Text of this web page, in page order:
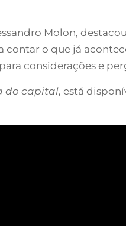
Molon,
o que já
considerações e
do capital, está